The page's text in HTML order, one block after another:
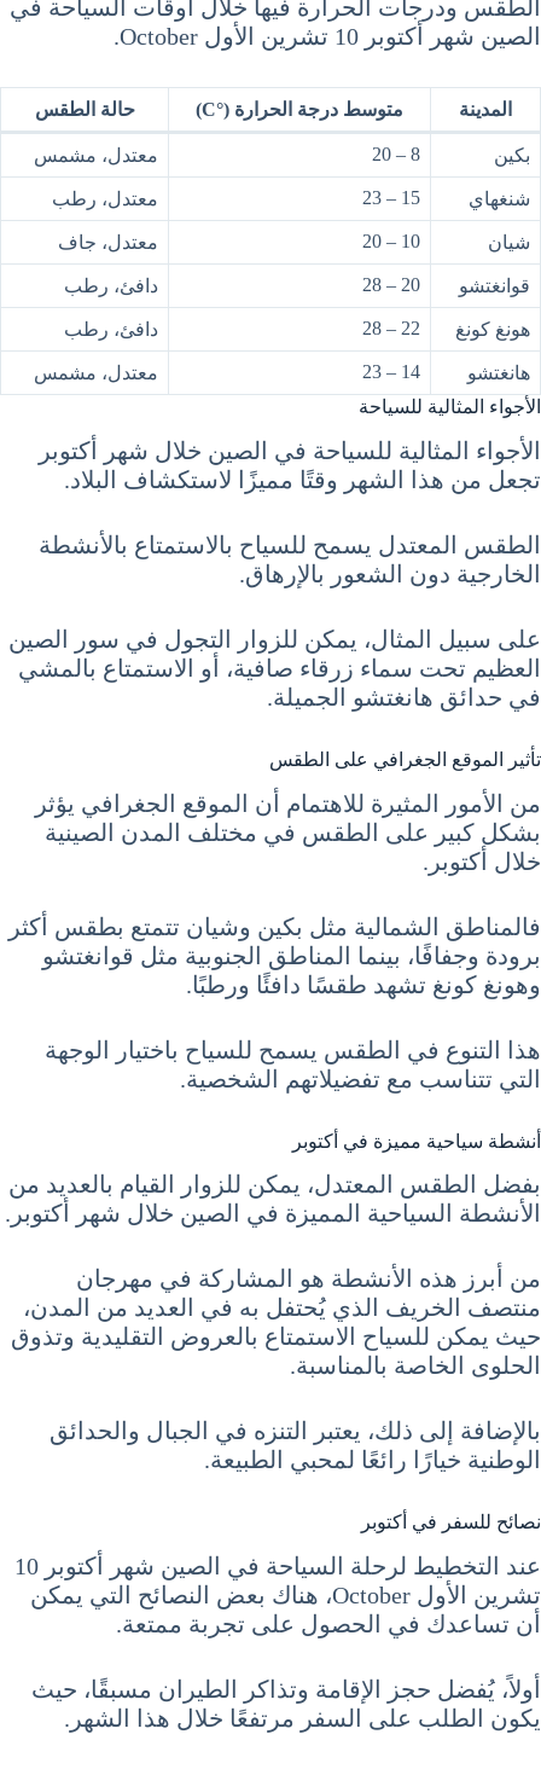
الطقس ودرجات الحرارة فيها خلال اوقات السياحة في
الصين شهر أكتوبر 10 تشرين الأول October.
المدينة متوسط درجة الحرارة (°C) حالة الطقس
بكين 8 – 20 معتدل، مشمس
شنغهاي 15 – 23 معتدل، رطب
شيان 10 – 20 معتدل، جاف
قوانغتشو 20 – 28 دافئ، رطب
هونغ كونغ 22 – 28 دافئ، رطب
هانغتشو 14 – 23
معتدل، مشمس
الأجواء المثالية للسياحة
الأجواء المثالية للسياحة في الصين خلال شهر أكتوبر
تجعل من هذا الشهر وقتًا مميزًا لاستكشاف البلاد.
الطقس المعتدل يسمح للسياح بالاستمتاع بالأنشطة
الخارجية دون الشعور بالإرهاق.
على سبيل المثال، يمكن للزوار التجول في سور الصين
العظيم تحت سماء زرقاء صافية، أو الاستمتاع بالمشي
في حدائق هانغتشو الجميلة.
تأثير الموقع الجغرافي على الطقس
من الأمور المثيرة للاهتمام أن الموقع الجغرافي يؤثر
بشكل كبير على الطقس في مختلف المدن الصينية
خلال أكتوبر.
فالمناطق الشمالية مثل بكين وشيان تتمتع بطقس أكثر
برودة وجفافًا، بينما المناطق الجنوبية مثل قوانغتشو
وهونغ كونغ تشهد طقسًا دافئًا ورطبًا.
هذا التنوع في الطقس يسمح للسياح باختيار الوجهة
التي تتناسب مع تفضيلاتهم الشخصية.
أنشطة سياحية مميزة في أكتوبر
بفضل الطقس المعتدل، يمكن للزوار القيام بالعديد من
الأنشطة السياحية المميزة في الصين خلال شهر أكتوبر.
من أبرز هذه الأنشطة هو المشاركة في مهرجان
منتصف الخريف الذي يُحتفل به في العديد من المدن،
حيث يمكن للسياح الاستمتاع بالعروض التقليدية وتذوق
الحلوى الخاصة بالمناسبة.
بالإضافة إلى ذلك، يعتبر التنزه في الجبال والحدائق
الوطنية خيارًا رائعًا لمحبي الطبيعة.
نصائح للسفر في أكتوبر
عند التخطيط لرحلة السياحة في الصين شهر أكتوبر 10
تشرين الأول October، هناك بعض النصائح التي يمكن
أن تساعدك في الحصول على تجربة ممتعة.
أولاً، يُفضل حجز الإقامة وتذاكر الطيران مسبقًا، حيث
يكون الطلب على السفر مرتفعًا خلال هذا الشهر.